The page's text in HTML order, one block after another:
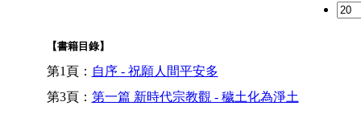
【書籍目錄】
第1頁： 自序 - 祝願人間平安多
第3頁： 第一篇 新時代宗教觀 - 穢土化為淨土